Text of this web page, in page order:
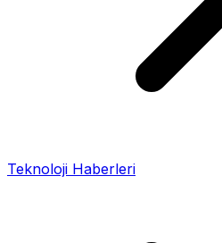
Teknoloji Haberleri